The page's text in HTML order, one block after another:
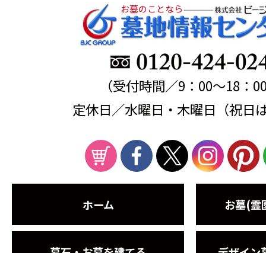
お墓のことなら
（受付時間／9：00～18：
定休日／水曜日・木曜日（祝日
ホーム お墓(霊